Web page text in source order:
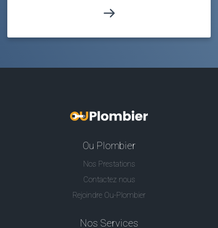
Ou Plombier
Nos Prestations
Contactez nous
Rejoindre Ou-Plombier
Nos Services